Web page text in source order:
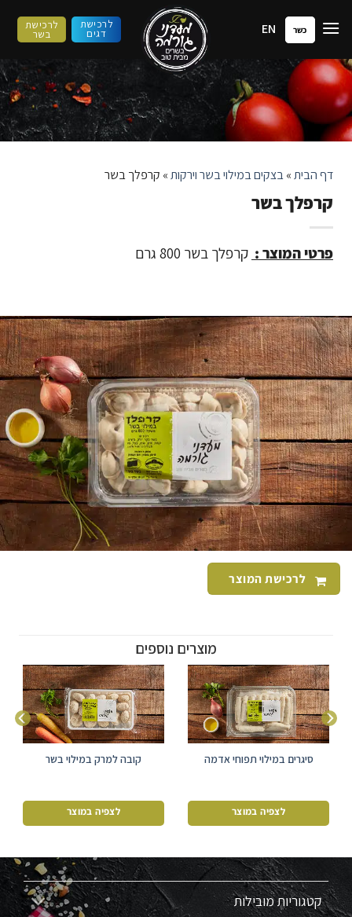
לתוכן
כשר EN לרכישת
דגים
לרכישת
בשר
דף הבית»בצקים במילוי בשר וירקות» קרפלך בשר
קרפלך בשר
פרטי המוצר : קרפלך בשר 800 גרם
לרכישת המוצר
מוצרים נוספים
סיגרים במילוי תפוחי אדמה
לצפיה במוצר
קובה למרק במילוי בשר
לצפיה במוצר
קטגוריות מובילות